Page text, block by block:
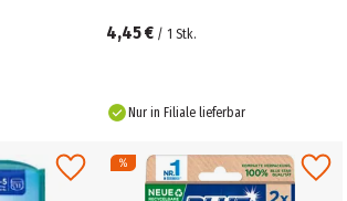
4,45 € / 1 Stk.
Nur in Filiale lieferbar